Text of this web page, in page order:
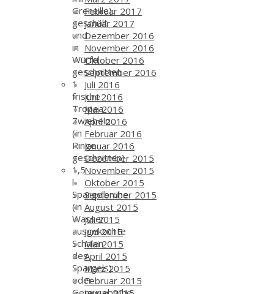
Grenaille),
geschält
und
in
Würfel
geschnitten
1
frische
Tropea-
Zwiebeln
(in
Ringe
geschnitten)
1,5
l
Spargelbrühe
(in
Wasser
ausgekochte
Schalen
des
Spargels)
oder
Februar 2017
Januar 2017
Dezember 2016
November 2016
Oktober 2016
September 2016
Juli 2016
Juni 2016
Mai 2016
April 2016
Februar 2016
Januar 2016
Dezember 2015
November 2015
Oktober 2015
September 2015
August 2015
Juli 2015
Juni 2015
Mai 2015
April 2015
März 2015
Februar 2015